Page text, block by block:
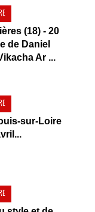
(18) - 20
de Daniel
Ar ...
sur-Loire